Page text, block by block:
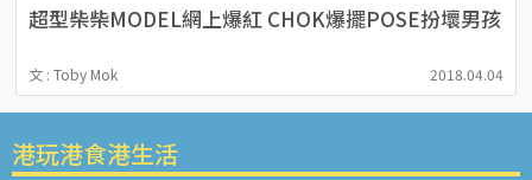
超型柴柴MODEL網上爆紅 CHOK爆擺POSE扮壞男孩
文 : Toby Mok 2018.04.04
港玩港食港生活